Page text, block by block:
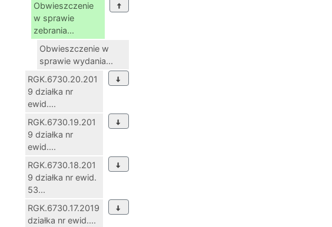
Obwieszczenie
w sprawie
zebrania...
Obwieszczenie w
sprawie wydania...
RGK.6730.20.201
9 działka nr
ewid....
RGK.6730.19.201
9 działka nr
ewid....
RGK.6730.18.201
9 działka nr ewid.
53...
RGK.6730.17.2019
działka nr ewid....